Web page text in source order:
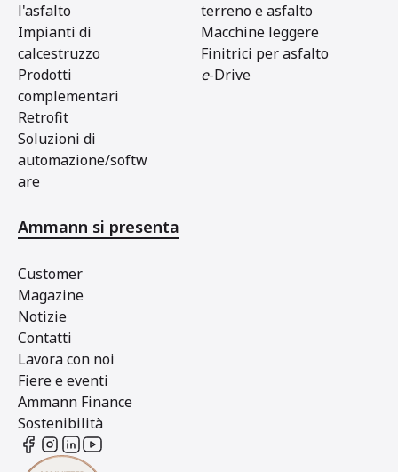
l'asfalto
Impianti di
calcestruzzo
Prodotti
complementari
Retrofit
Soluzioni di
automazione/softw
are
terreno e asfalto
Macchine leggere
Finitrici per asfalto
e-Drive
Ammann si presenta
Customer
Magazine
Notizie
Contatti
Lavora con noi
Fiere e eventi
Ammann Finance
Sostenibilità